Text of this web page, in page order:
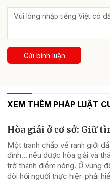
Gửi bình luận
XEM THÊM PHÁP LUẬT
Hòa giải ở cơ sở: Giữ
Một tranh chấp về ranh giới
đình... nếu được hòa giải và
trở thành điểm nóng. Ở vùng
đòi hỏi người thực hiện phải